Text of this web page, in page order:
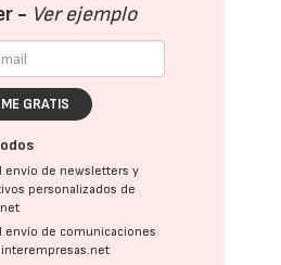
- Ver ejemplo
GRATIS
envío de newsletters y
personalizados de
envío de comunicaciones